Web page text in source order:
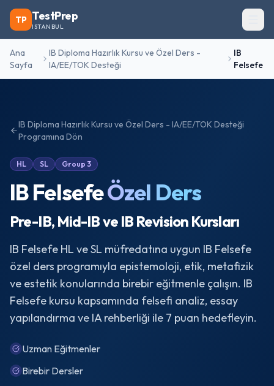
TP TestPrep
ISTANBUL
Ana
Sayfa
IB Diploma Hazırlık Kursu ve Özel Ders -
IA/EE/TOK Desteği
IB
Felsefe
IB Diploma Hazırlık Kursu ve Özel Ders - IA/EE/TOK Desteği
Programına Dön
HL SL Group 3
IB FelsefeÖzel Ders
Pre-IB, Mid-IB ve IB Revision Kursları
IB Felsefe HL ve SL müfredatına uygun IB Felsefe
özel ders programıyla epistemoloji, etik, metafizik
ve estetik konularında birebir eğitmenle çalışın. IB
Felsefe kursu kapsamında felsefi analiz, essay
yapılandırma ve IA rehberliği ile 7 puan hedefleyin.
Uzman Eğitmenler
Birebir Dersler